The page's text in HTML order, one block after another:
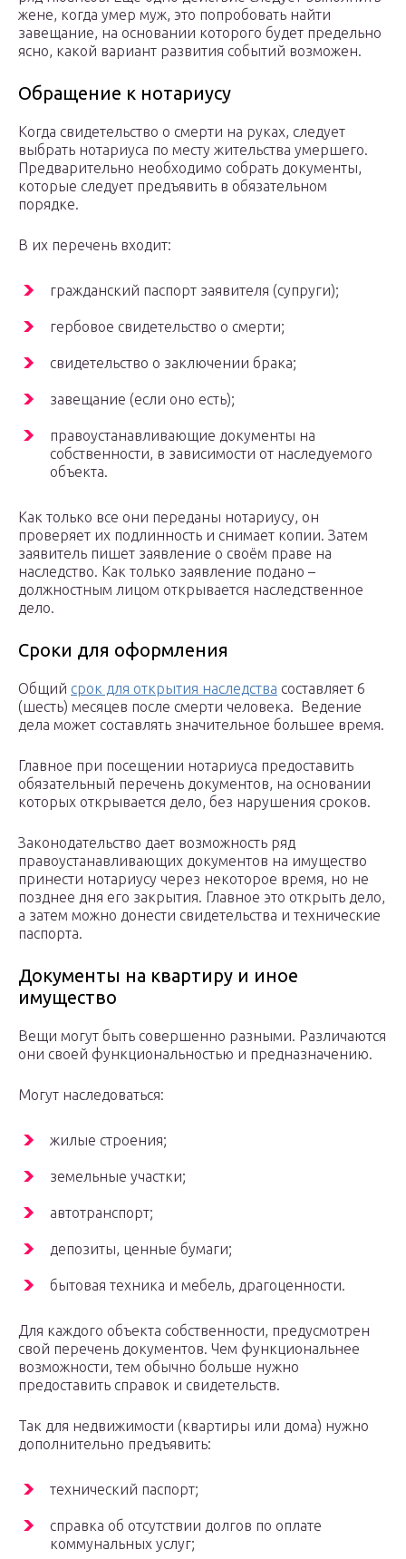
жене, когда умер муж, это попробовать найти
завещание, на основании которого будет предельно
ясно, какой вариант развития событий возможен.
Обращение к нотариусу
Когда свидетельство о смерти на руках, следует
выбрать нотариуса по месту жительства умершего.
Предварительно необходимо собрать документы,
которые следует предъявить в обязательном
порядке.
В их перечень входит:
гражданский паспорт заявителя (супруги);
гербовое свидетельство о смерти;
свидетельство о заключении брака;
завещание (если оно есть);
правоустанавливающие документы на
собственности, в зависимости от наследуемого
объекта.
Как только все они переданы нотариусу, он
проверяет их подлинность и снимает копии. Затем
заявитель пишет заявление о своём праве на
наследство. Как только заявление подано –
должностным лицом открывается наследственное
дело.
Сроки для оформления
Общий срок для открытия наследства составляет 6
(шесть) месяцев после смерти человека. Ведение
дела может составлять значительное большее время.
Главное при посещении нотариуса предоставить
обязательный перечень документов, на основании
которых открывается дело, без нарушения сроков.
Законодательство дает возможность ряд
правоустанавливающих документов на имущество
принести нотариусу через некоторое время, но не
позднее дня его закрытия. Главное это открыть дело,
а затем можно донести свидетельства и технические
паспорта.
Документы на квартиру и иное
имущество
Вещи могут быть совершенно разными. Различаются
они своей функциональностью и предназначению.
Могут наследоваться:
жилые строения;
земельные участки;
автотранспорт;
депозиты, ценные бумаги;
бытовая техника и мебель, драгоценности.
Для каждого объекта собственности, предусмотрен
свой перечень документов. Чем функциональнее
возможности, тем обычно больше нужно
предоставить справок и свидетельств.
Так для недвижимости (квартиры или дома) нужно
дополнительно предъявить:
технический паспорт;
справка об отсутствии долгов по оплате
коммунальных услуг;